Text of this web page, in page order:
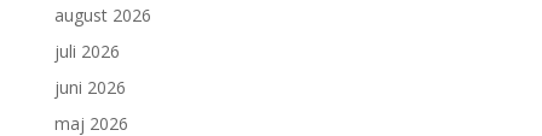
august 2026
juli 2026
juni 2026
maj 2026